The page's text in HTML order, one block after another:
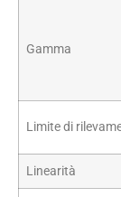
Gamma
Limite di
Linearità